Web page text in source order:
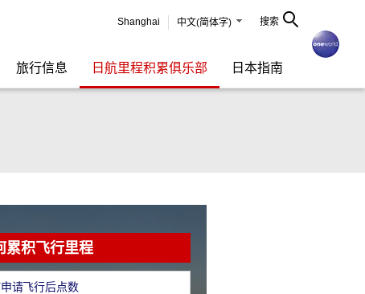
Shanghai 中文(简体字) 搜索
旅行信息 日航里程积累俱乐部 日本指南
累积飞行里程
请飞行后点数